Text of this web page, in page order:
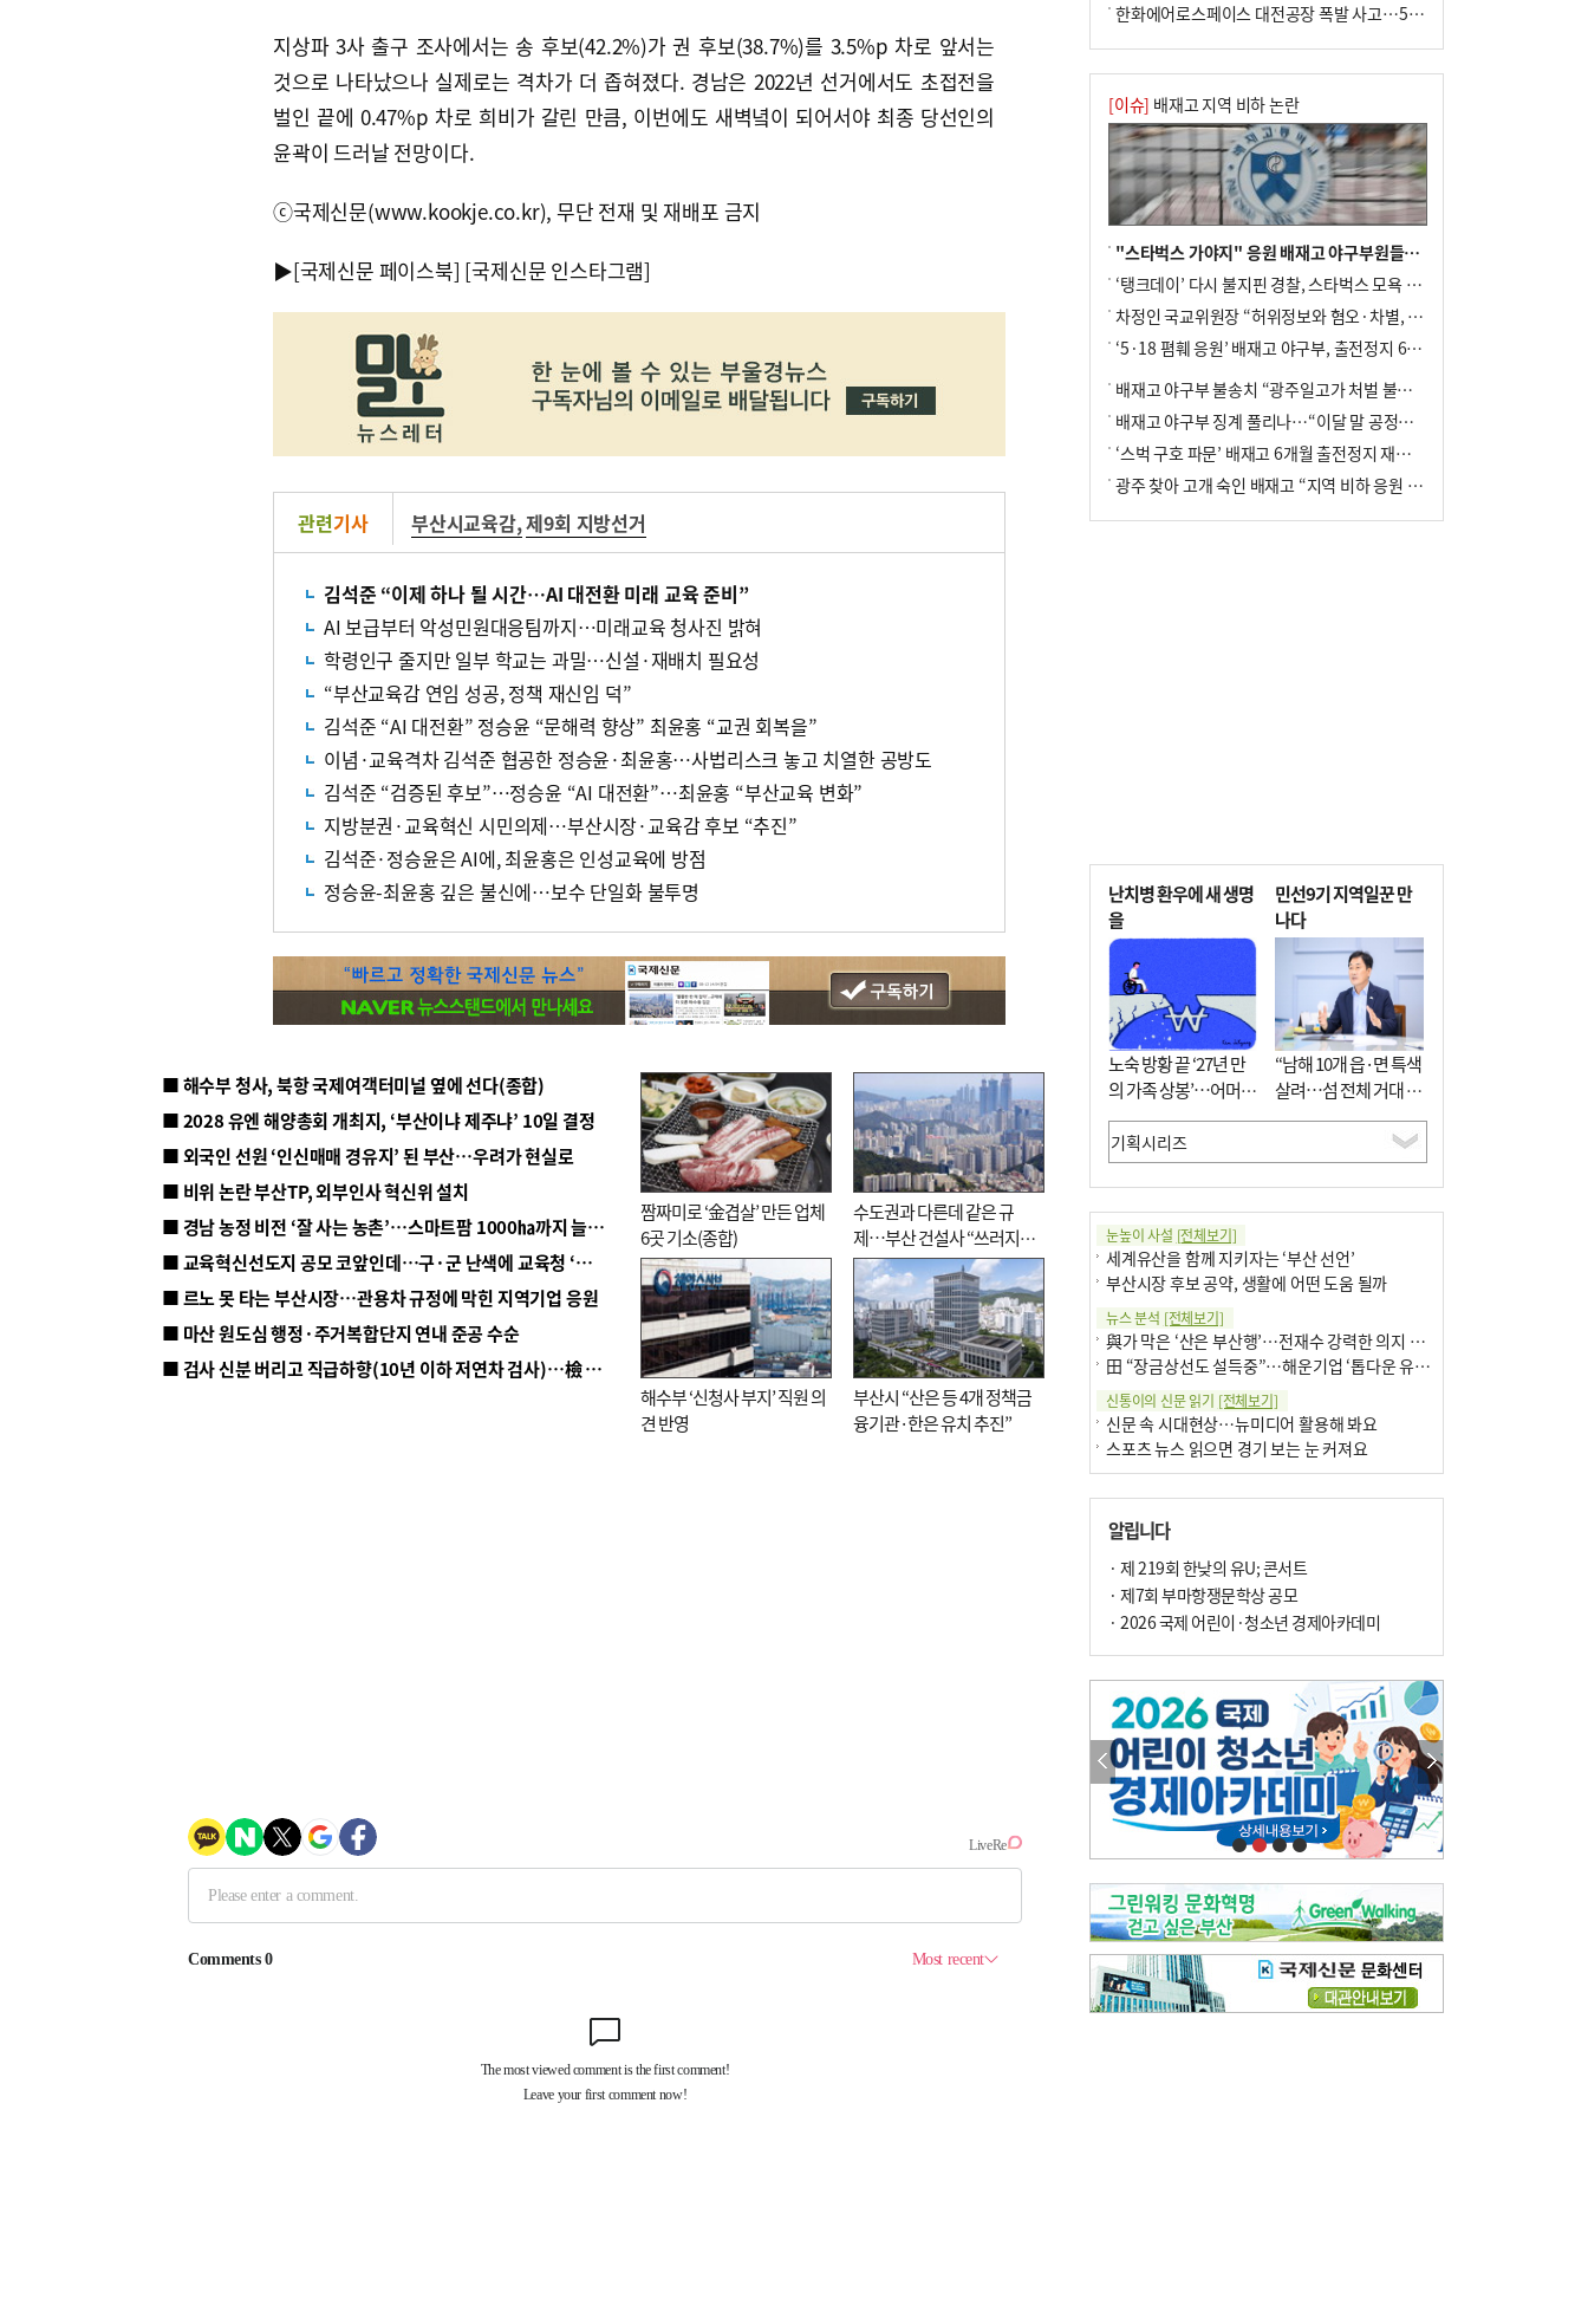
지상파 3사 출구 조사에서는 송 후보(42.2%)가 권 후보(38.7%)를 3.5%p 차로 앞서는
것으로 나타났으나 실제로는 격차가 더 좁혀졌다. 경남은 2022년 선거에서도 초접전을
벌인 끝에 0.47%p 차로 희비가 갈린 만큼, 이번에도 새벽녘이 되어서야 최종 당선인의
윤곽이 드러날 전망이다.
ⓒ국제신문(www.kookje.co.kr), 무단 전재 및 재배포 금지
▶[국제신문 페이스북] [국제신문 인스타그램]
관련기사 부산시교육감,제9회 지방선거
김석준 “이제 하나 될 시간…AI 대전환 미래 교육 준비”
AI 보급부터 악성민원대응팀까지…미래교육 청사진 밝혀
학령인구 줄지만 일부 학교는 과밀…신설·재배치 필요성
“부산교육감 연임 성공, 정책 재신임 덕”
김석준 “AI 대전환” 정승윤 “문해력 향상” 최윤홍 “교권 회복을”
이념·교육격차 김석준 협공한 정승윤·최윤홍…사법리스크 놓고 치열한 공방도
김석준 “검증된 후보”…정승윤 “AI 대전환”…최윤홍 “부산교육 변화”
지방분권·교육혁신 시민의제…부산시장·교육감 후보 “추진”
김석준·정승윤은 AI에, 최윤홍은 인성교육에 방점
정승윤-최윤홍 깊은 불신에…보수 단일화 불투명
■ 해수부 청사, 북항 국제여객터미널 옆에 선다(종합)
■ 2028 유엔 해양총회 개최지, ‘부산이냐 제주냐’ 10일 결정
■ 외국인 선원 ‘인신매매 경유지’ 된 부산…우려가 현실로
■ 비위 논란 부산TP, 외부인사 혁신위 설치
■ 경남 농정 비전 ‘잘 사는 농촌’…스마트팜 1000㏊까지 늘린다
■ 교육혁신선도지 공모 코앞인데…구·군 난색에 교육청 ‘쩔쩔’
■ 르노 못 타는 부산시장…관용차 규정에 막힌 지역기업 응원
■ 마산 원도심 행정·주거복합단지 연내 준공 수순
■ 검사 신분 버리고 직급하향(10년 이하 저연차 검사)…檢 중수청행 기피
짬짜미로 ‘金겹살’ 만든 업체
6곳 기소(종합)
수도권과 다른데 같은 규
제…부산 건설사 “쓰러지기
직전”
해수부 ‘신청사 부지’ 직원 의
견 반영
부산시 “산은 등 4개 정책금
융기관·한은 유치 추진”
한화에어로스페이스 대전공장 폭발 사고…5명 사망·2명 부상(종합)
[이슈] 배재고 지역 비하 논란
"스타벅스 가야지" 응원 배재고 야구부원들, 학교서 징계 처분
‘탱크데이’ 다시 불지핀 경찰, 스타벅스 모욕 혐의 압수수색
차정인 국교위원장 “허위정보와 혐오·차별, 학교 교실까지 유입"
‘5·18 폄훼 응원’ 배재고 야구부, 출전정지 6개월→1개월 감경
배재고 야구부 불송치 “광주일고가 처벌 불원 의사 표해”
배재고 야구부 징계 풀리나…“이달 말 공정위서 재심의”
‘스벅 구호 파문’ 배재고 6개월 출전정지 재심 신청키로
광주 찾아 고개 숙인 배재고 “지역 비하 응원 잘못”(종합)
난치병 환우에 새 생명
을
노숙 방황 끝 ‘27년 만
의 가족 상봉’…어머니
와 행복 꿈꿔
민선9기 지역일꾼 만
나다
“남해 10개 읍·면 특색
살려…섬 전체 거대 정
원으로 조성”
눈높이 사설 [전체보기]
세계유산을 함께 지키자는 ‘부산 선언’
부산시장 후보 공약, 생활에 어떤 도움 될까
뉴스 분석 [전체보기]
與가 막은 ‘산은 부산행’…전재수 강력한 의지 표명 없인 공염불
田 “장금상선도 설득중”…해운기업 ‘톱다운 유치전’ 가속
신통이의 신문 읽기 [전체보기]
신문 속 시대현상…뉴미디어 활용해 봐요
스포츠 뉴스 읽으면 경기 보는 눈 커져요
구·군 승진 축하화분 관행 없애자니 소상공인 울상
팩트체크[전체보기]
의령 한우산 털중나리
한 손 뉴스[전체보기]
시민이 개발한 폭염 대응 앱 ‘그늘로’ 길안내 지도 등 인기
골목 맛집 발굴 고메 셀렉션…부산시, 페스티벌 시월 연계
오늘의 날씨-[전체보기]
오늘의 날씨- 2026년 8월 7일
오늘의 날씨- 2026년 8월 6일
우리 결혼해요-[전체보기]
우리 결혼해요- 김홍윤·정세빈 커플
알립니다
· 제 219회 한낮의 유U; 콘서트
· 제7회 부마항쟁문학상 공모
· 2026 국제 어린이·청소년 경제아카데미